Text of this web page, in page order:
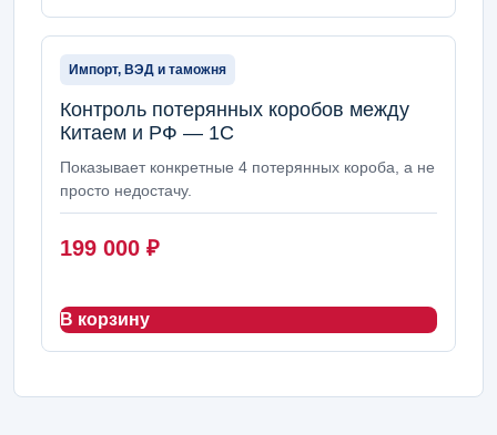
Импорт, ВЭД и таможня
Контроль потерянных коробов между
Китаем и РФ — 1С
Показывает конкретные 4 потерянных короба, а не
просто недостачу.
199 000 ₽
В корзину